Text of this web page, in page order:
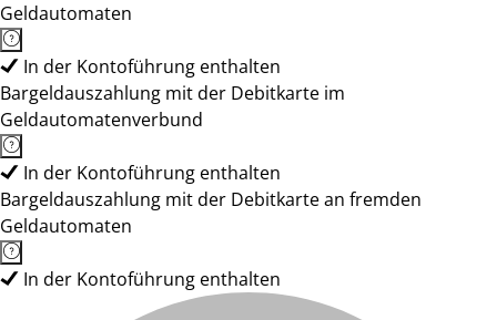
Geldautomaten
In der Kontoführung enthalten
Bargeldauszahlung mit der Debitkarte im
Geldautomatenverbund
In der Kontoführung enthalten
Bargeldauszahlung mit der Debitkarte an fremden
Geldautomaten
In der Kontoführung enthalten